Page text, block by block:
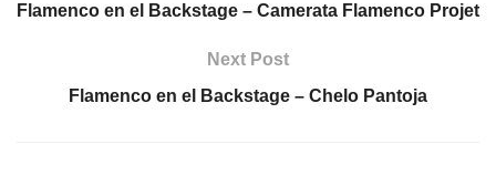
Flamenco en el Backstage – Camerata Flamenco Projet
Next Post
Flamenco en el Backstage – Chelo Pantoja